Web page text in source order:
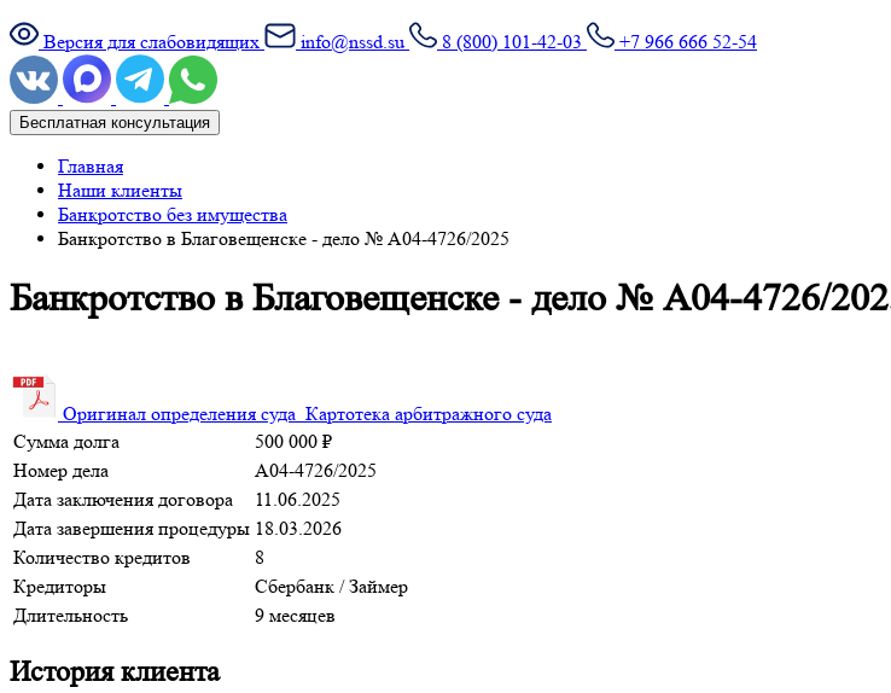
Версия для слабовидящих info@nssd.su 8 (800) 101-42-03 +7 966 666 52-54
Бесплатная консультация
Главная
Наши клиенты
Банкротство без имущества
Банкротство в Благовещенске - дело № А04-4726/2025
Банкротство в Благовещенске - дело № А04-4726/
Оригинал определения суда Картотека арбитражного суда
Сумма долга
500 000 ₽
Номер дела
А04-4726/2025
Дата заключения договора
11.06.2025
Дата завершения процедуры 18.03.2026
Количество кредитов
8
Кредиторы
Сбербанк /Займер
Длительность
9 месяцев
История клиента